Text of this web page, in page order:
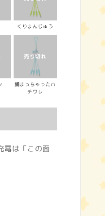
くりまんじゅう
捕まっちゃったハ
チワレ
は「この面